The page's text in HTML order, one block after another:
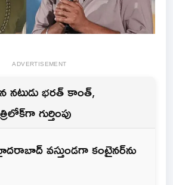
ADVERTISEMENT
నటుడు భరత్ కాంత్,
గుర్తింపు
వస్తుండగా కంటైనర్‌ను